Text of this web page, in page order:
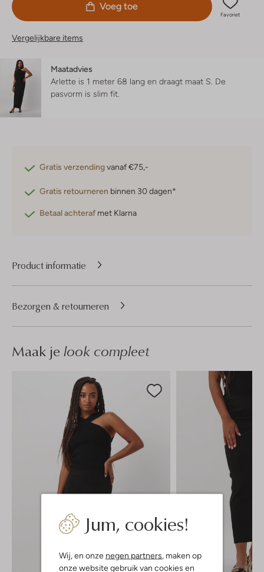
Jum, cookies!
Wij, en onze negen partners, maken op
onze website gebruik van cookies en
Voeg toe
Favoriet
Vergelijkbare items
Maatadvies
Arlette is 1 meter 68 lang en draagt maat S. De
pasvorm is slim fit
Gratis verzendingvanaf €75,-
Gratis retourneren binnen 30 dagen*
Betaal achteraf met Klarna
Product informatie
Bezorgen & retourneren
Maak je look compleet